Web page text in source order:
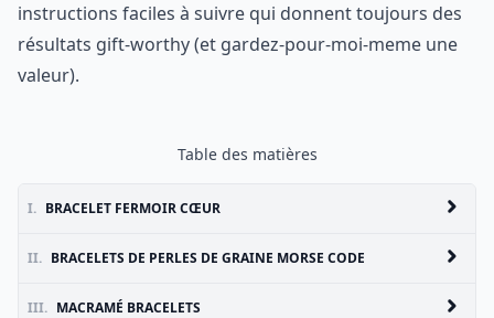
instructions faciles à suivre qui donnent toujours des
résultats gift-worthy (et gardez-pour-moi-meme une
valeur).
Table des matières
I. BRACELET FERMOIR CŒUR
II. BRACELETS DE PERLES DE GRAINE MORSE CODE
III. MACRAMÉ BRACELETS